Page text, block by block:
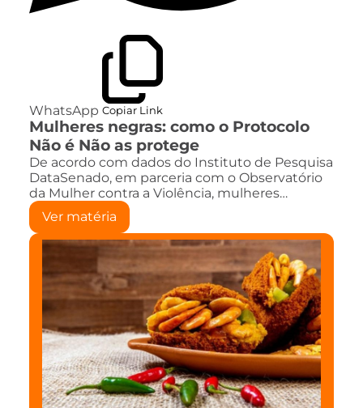
WhatsApp Copiar Link
Mulheres negras: como o Protocolo
Não é Não as protege
De acordo com dados do Instituto de Pesquisa
DataSenado, em parceria com o Observatório
da Mulher contra a Violência, mulheres…
Ver matéria